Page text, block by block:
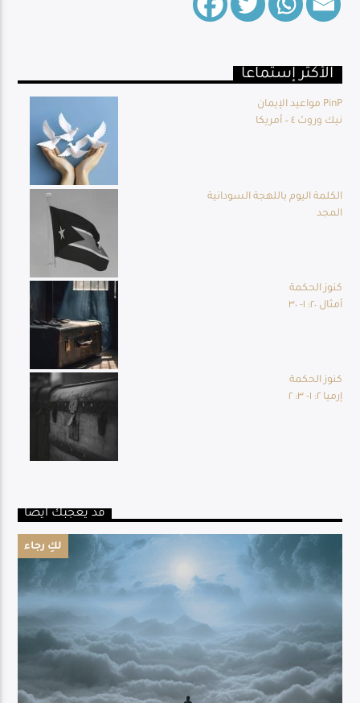
الأكثر إستماعا
مواعيد الإيمان PinP
نيك وروث ٤ – أمريكا
الكلمة اليوم باللهجة السودانية
المجد
كنوز الحكمة
أمثال ٢٠: ١- ٣٠
كنوز الحكمة
إرميا ٢: ١- ٣: ٢
قد يعجبك أيضا
لكِ رجاء